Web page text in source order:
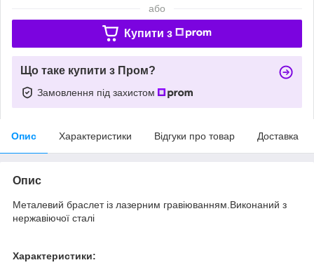
або
Купити з
Що таке купити з Пром?
Замовлення під захистом
Опис Характеристики Відгуки про товар Доставка
Опис
Металевий браслет із лазерним гравіюванням.Виконаний з
нержавіючої сталі
Характеристики: